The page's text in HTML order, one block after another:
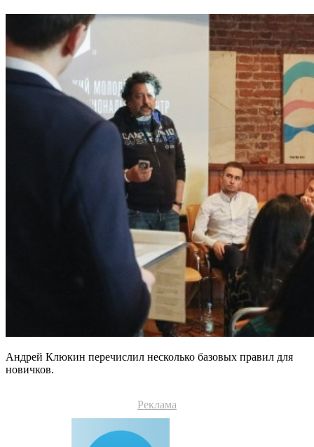
Андрей Клюкин перечислил несколько базовых правил для
новичков.
Реклама